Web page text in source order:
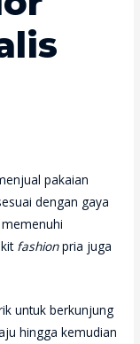
pakaian
dengan gaya
fashionpria juga
untuk berkunjung
hingga kemudian